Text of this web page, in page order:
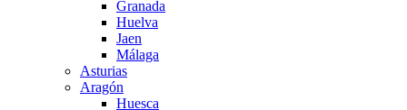
Granada
Huelva
Jaen
Málaga
Asturias
Aragón
Huesca